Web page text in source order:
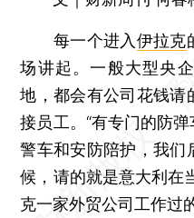
每一个进入 伊拉克
场讲起。一般大型央
地，都会有公司花钱请
接员工。“有专门的防
警车和安防陪护，我们
候，请的就是意大利在
克一家外贸公司工作过